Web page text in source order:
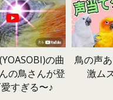
の曲
の鳥さんが登
すぎる〜♪
鳥の声
激ム